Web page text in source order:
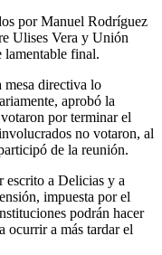
por Manuel Rodríguez
Ulises Vera y Unión
lamentable final.
mesa directiva lo
aprobó la
por terminar el
no votaron, al
de la reunión.
escrito a Delicias y a
impuesta por el
podrán hacer
ocurrir a más tardar el